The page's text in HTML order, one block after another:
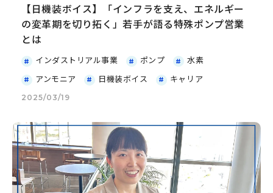
【日機装ボイス】「インフラを支え、エネルギー
の変革期を切り拓く」若手が語る特殊ポンプ営業
とは
インダストリアル事業 ポンプ
水素
アンモニア
日機装ボイス キャリア
2025/03/19